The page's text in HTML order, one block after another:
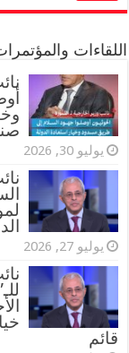
اللقاءات
يوليو 30, 2026
يوليو 27, 2026
قائم